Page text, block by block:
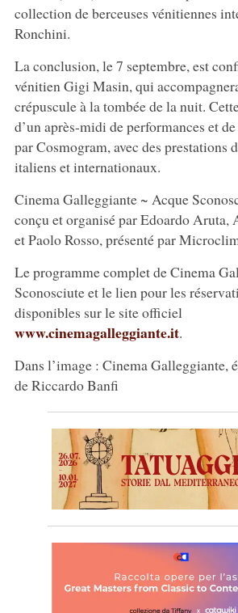
collection de berceuses vénitiennes
Ronchini.
La conclusion, le 7 septembre, est
vénitien Gigi Masin, qui
crépuscule à la tombée de la nuit.
d’un après-midi de performances et
par Cosmogram, avec des prestations
italiens et internationaux.
Cinema Galleggiante ~ Acque
conçu et organisé par Edoardo Aruta,
et Paolo Rosso, présenté par
Le programme complet de Cinema
Sconosciute et le lien pour les
disponibles sur le site officiel
www.cinemagalleggiante.it.
Dans l’image : Cinema Galleggiante,
de Riccardo Banfi